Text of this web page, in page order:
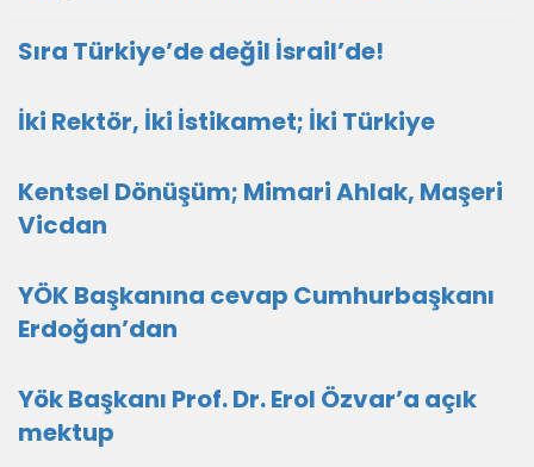
Sıra Türkiye’de değil İsrail’de!
İki Rektör, İki İstikamet; İki Türkiye
Kentsel Dönüşüm; Mimari Ahlak, Maşeri
Vicdan
YÖK Başkanına cevap Cumhurbaşkanı
Erdoğan’dan
Yök Başkanı Prof. Dr. Erol Özvar’a açık
mektup